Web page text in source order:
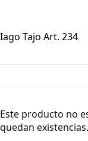
Iago Tajo Art. 234
Este producto no
quedan existencias.